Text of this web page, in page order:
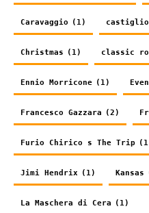
Caravaggio (1)
Christmas (1) classic
Ennio Morricone (1)
Francesco Gazzara (2)
Furio Chirico s The Trip
Jimi Hendrix (1) Kansas
La Maschera di Cera (1)